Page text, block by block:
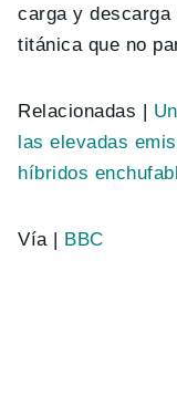
carga y
titánica que no
Relacionadas |
las elevadas
híbridos
Vía | BBC